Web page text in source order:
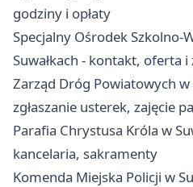
godziny i opłaty
Specjalny Ośrodek Szkolno-
Suwałkach - kontakt, oferta i
Zarząd Dróg Powiatowych w
zgłaszanie usterek, zajęcie
Parafia Chrystusa Króla w
kancelaria, sakramenty
Komenda Miejska Policji w